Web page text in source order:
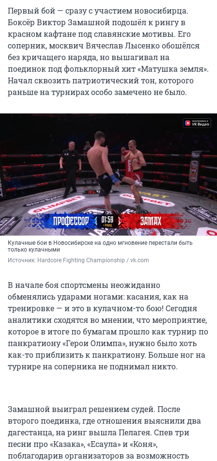
Первый бой — сразу с участием новосибирца.
Боксёр Виктор Замашной подошёл к рингу в
красном кафтане под славянские мотивы. Его
соперник, москвич Вячеслав Лысенко обошёлся
без кричащего наряда, но вышагивал на
поединок под фольклорный хит «Матушка земля».
Начал сквозить патриотический тон, которого
раньше на турнирах особо замечено не было.
Кулачные бои в Новосибирске на одно мгновение перестали быть
только кулачными
Источник: Hardcore Fighting Championship / vk.com
В начале боя спортсмены неожиданно
обменялись ударами ногами: касания, как на
тренировке — и это в кулачном-то бою! Сегодня
аналитики сходятся во мнении, что мероприятие,
которое в итоге по бумагам прошло как турнир по
панкратиону «Герои Олимпа», нужно было хоть
как-то приблизить к панкратиону. Больше ног на
турнире на соперника не поднимал никто.
Замашной выиграл решением судей. После
второго поединка, где отношения выяснили два
дагестанца, на ринг вышла Пелагея. Спев три
песни про «Казака», «Есаула» и «Коня»,
поблагодарив организаторов за возможность